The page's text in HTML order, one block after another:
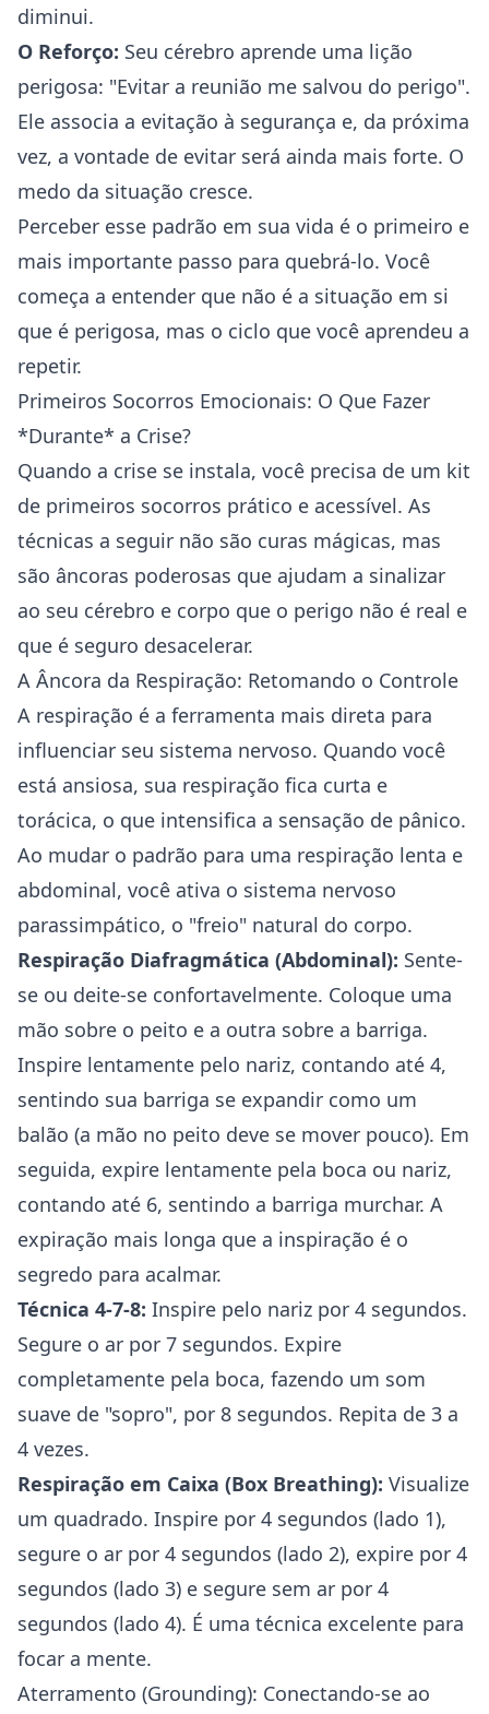
diminui.
O Reforço: Seu cérebro aprende uma lição
perigosa: "Evitar a reunião me salvou do perigo".
Ele associa a evitação à segurança e, da próxima
vez, a vontade de evitar será ainda mais forte. O
medo da situação cresce.
Perceber esse padrão em sua vida é o primeiro e
mais importante passo para quebrá-lo. Você
começa a entender que não é a situação em si
que é perigosa, mas o ciclo que você aprendeu a
repetir.
Primeiros Socorros Emocionais: O Que Fazer
*Durante* a Crise?
Quando a crise se instala, você precisa de um kit
de primeiros socorros prático e acessível. As
técnicas a seguir não são curas mágicas, mas
são âncoras poderosas que ajudam a sinalizar
ao seu cérebro e corpo que o perigo não é real e
que é seguro desacelerar.
A Âncora da Respiração: Retomando o Controle
A respiração é a ferramenta mais direta para
influenciar seu sistema nervoso. Quando você
está ansiosa, sua respiração fica curta e
torácica, o que intensifica a sensação de pânico.
Ao mudar o padrão para uma respiração lenta e
abdominal, você ativa o sistema nervoso
parassimpático, o "freio" natural do corpo.
Respiração Diafragmática (Abdominal): Sente-
se ou deite-se confortavelmente. Coloque uma
mão sobre o peito e a outra sobre a barriga.
Inspire lentamente pelo nariz, contando até 4,
sentindo sua barriga se expandir como um
balão (a mão no peito deve se mover pouco). Em
seguida, expire lentamente pela boca ou nariz,
contando até 6, sentindo a barriga murchar. A
expiração mais longa que a inspiração é o
segredo para acalmar.
Técnica 4-7-8: Inspire pelo nariz por 4 segundos.
Segure o ar por 7 segundos. Expire
completamente pela boca, fazendo um som
suave de "sopro", por 8 segundos. Repita de 3 a
4 vezes.
Respiração em Caixa (Box Breathing): Visualize
um quadrado. Inspire por 4 segundos (lado 1),
segure o ar por 4 segundos (lado 2), expire por 4
segundos (lado 3) e segure sem ar por 4
segundos (lado 4). É uma técnica excelente para
focar a mente.
Aterramento (Grounding): Conectando-se ao